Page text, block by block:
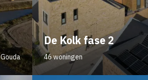
Gouda
De Kolk fase 2
46 woningen